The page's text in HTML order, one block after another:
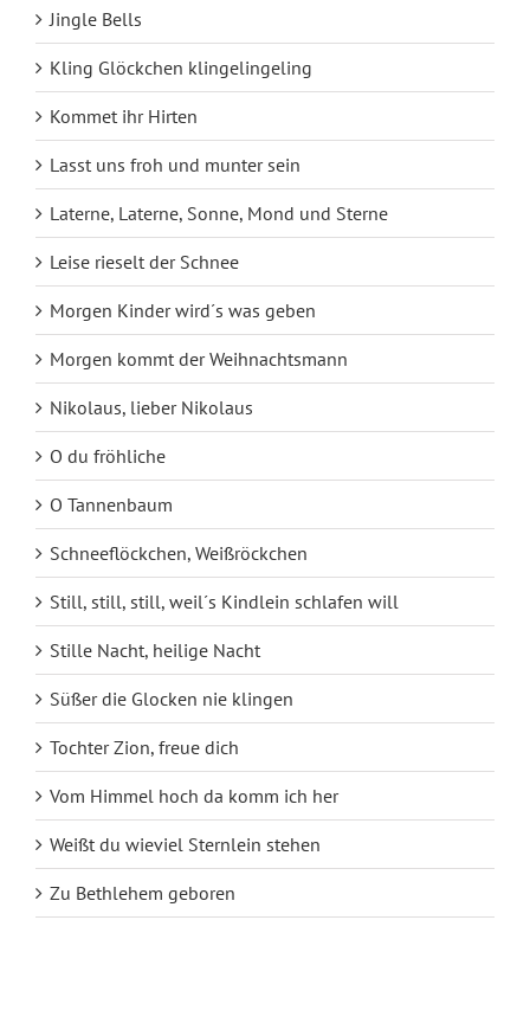
Jingle Bells
Kling Glöckchen klingelingeling
Kommet ihr Hirten
Lasst uns froh und munter sein
Laterne, Laterne, Sonne, Mond und Sterne
Leise rieselt der Schnee
Morgen Kinder wird´s was geben
Morgen kommt der Weihnachtsmann
Nikolaus, lieber Nikolaus
O du fröhliche
O Tannenbaum
Schneeflöckchen, Weißröckchen
Still, still, still, weil´s Kindlein schlafen will
Stille Nacht, heilige Nacht
Süßer die Glocken nie klingen
Tochter Zion, freue dich
Vom Himmel hoch da komm ich her
Weißt du wieviel Sternlein stehen
Zu Bethlehem geboren